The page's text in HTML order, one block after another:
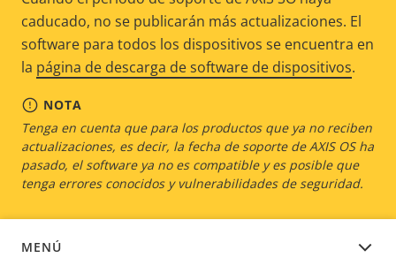
caducado, no se publicarán más actualizaciones. El
software para todos los dispositivos se encuentra en
la página de descarga de software de dispositivos.
NOTA
Tenga en cuenta que para los productos que ya no reciben
actualizaciones, es decir, la fecha de soporte de AXIS OS ha
pasado, el software ya no es compatible y es posible que
tenga errores conocidos y vulnerabilidades de seguridad.
MENÚ
SOFTWARE DEL DISPOSITIVO